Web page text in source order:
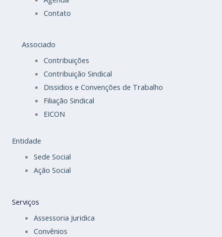
Contato
Associado
Contribuições
Contribuição Sindical
Dissidios e Convenções de Trabalho
Filiação Sindical
EICON
Entidade
Sede Social
Ação Social
Serviços
Assessoria Juridica
Convênios